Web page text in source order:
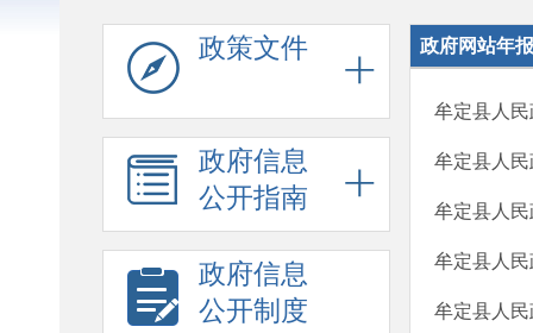
政策文件
政府信息
公开指南
政府信息
公开制度
政府网站年报
牟定县人
牟定县人
牟定县人
牟定县人
牟定县人